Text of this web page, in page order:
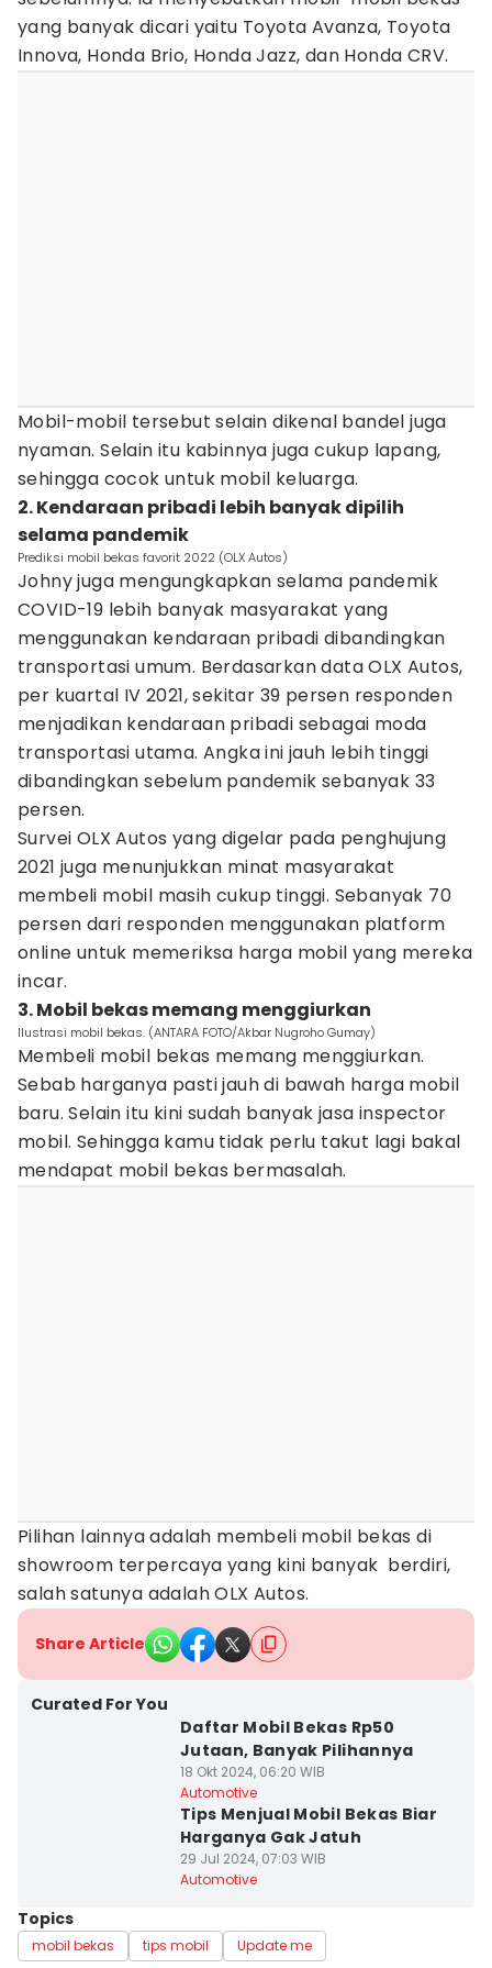
yang banyak dicari yaitu Toyota Avanza, Toyota
Innova, Honda Brio, Honda Jazz, dan Honda CRV.
Mobil-mobil tersebut selain dikenal bandel juga
nyaman. Selain itu kabinnya juga cukup lapang,
sehingga cocok untuk mobil keluarga.
2. Kendaraan pribadi lebih banyak dipilih
selama pandemik
Prediksi mobil bekas favorit 2022 (OLX Autos)
Johny juga mengungkapkan selama pandemik
COVID-19 lebih banyak masyarakat yang
menggunakan kendaraan pribadi dibandingkan
transportasi umum. Berdasarkan data OLX Autos,
per kuartal IV 2021, sekitar 39 persen responden
menjadikan kendaraan pribadi sebagai moda
transportasi utama. Angka ini jauh lebih tinggi
dibandingkan sebelum pandemik sebanyak 33
persen.
Survei OLX Autos yang digelar pada penghujung
2021 juga menunjukkan minat masyarakat
membeli mobil masih cukup tinggi. Sebanyak 70
persen dari responden menggunakan platform
online untuk memeriksa harga mobil yang mereka
incar.
3. Mobil bekas memang menggiurkan
Ilustrasi mobil bekas. (ANTARA FOTO/Akbar Nugroho Gumay)
Membeli mobil bekas memang menggiurkan.
Sebab harganya pasti jauh di bawah harga mobil
baru. Selain itu kini sudah banyak jasa inspector
mobil. Sehingga kamu tidak perlu takut lagi bakal
mendapat mobil bekas bermasalah.
Pilihan lainnya adalah membeli mobil bekas di
showroom terpercaya yang kini banyak berdiri,
salah satunya adalah OLX Autos.
Share Article
Curated For You
Daftar Mobil Bekas Rp50
Jutaan, Banyak Pilihannya
18 Okt 2024, 06:20 WIB
Automotive
Tips Menjual Mobil Bekas Biar
Harganya Gak Jatuh
29 Jul 2024, 07:03 WIB
Automotive
Topics
mobil bekas tips mobil Update me